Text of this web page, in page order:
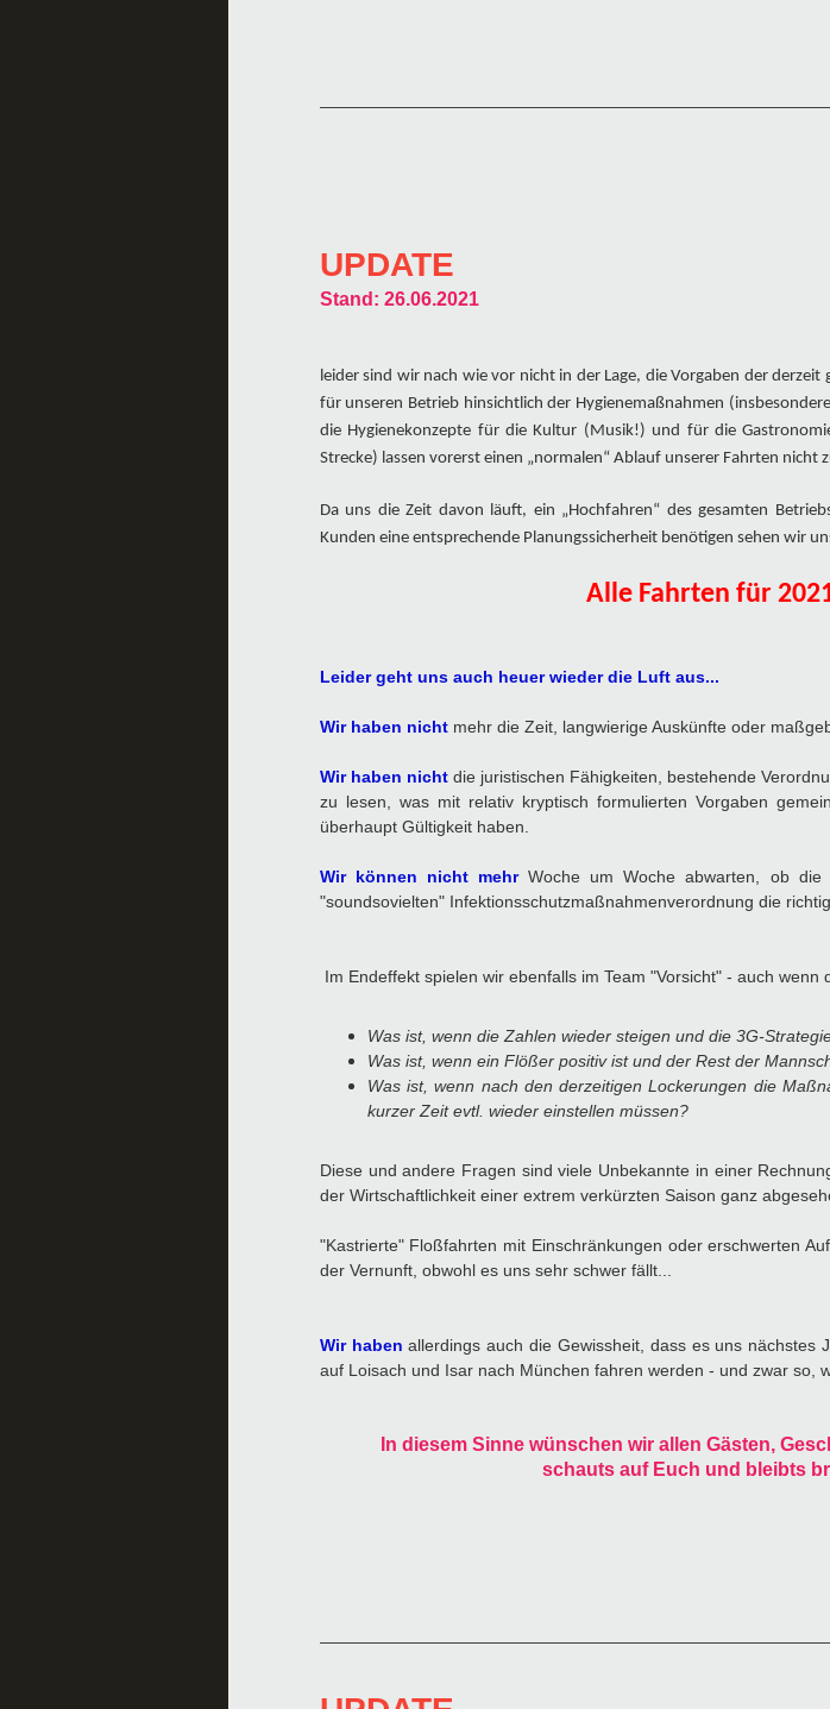
UPDATE
Stand: 26.06.2021
leider sind wir nach wie vor nicht in der Lage, die Vorgaben der
für unseren Betrieb hinsichtlich der Hygienemaßnahmen
die Hygienekonzepte für die Kultur (Musik!) und für die
Strecke) lassen vorerst einen „normalen“ Ablauf unserer Fahrten nicht
Da uns die Zeit davon läuft, ein „Hochfahren“ des gesamten
Kunden eine entsprechende Planungssicherheit benötigen sehen wir
Alle Fahrten für
Leider geht uns auch heuer wieder die Luft aus...
Wir haben nichtmehr die Zeit, langwierige Auskünfte oder
Wir haben nichtdie juristischen Fähigkeiten, bestehende
zu lesen, was mit relativ kryptisch formulierten Vorgaben
überhaupt Gültigkeit haben.
Wir können nicht mehrWoche um Woche abwarten, ob die
"soundsovielten" Infektionsschutzmaßnahmenverordnung die
Im Endeffekt spielen wir ebenfalls im Team "Vorsicht" - auch wenn
Was ist, wenn die Zahlen wieder steigen und die 3G-
Was ist, wenn ein Flößer positiv ist und der Rest der
Was ist, wenn nach den derzeitigen Lockerungen die
kurzer Zeit evtl. wieder einstellen müssen?
Diese und andere Fragen sind viele Unbekannte in einer
der Wirtschaftlichkeit einer extrem verkürzten Saison ganz
"Kastrierte" Floßfahrten mit Einschränkungen oder erschwerten
der Vernunft, obwohl es uns sehr schwer fällt...
Wir haben allerdings auch die Gewissheit, dass es uns nächstes
auf Loisach und Isar nach München fahren werden - und zwar so,
In diesem Sinne wünschen wir allen Gästen,
schauts auf Euch und bleibts